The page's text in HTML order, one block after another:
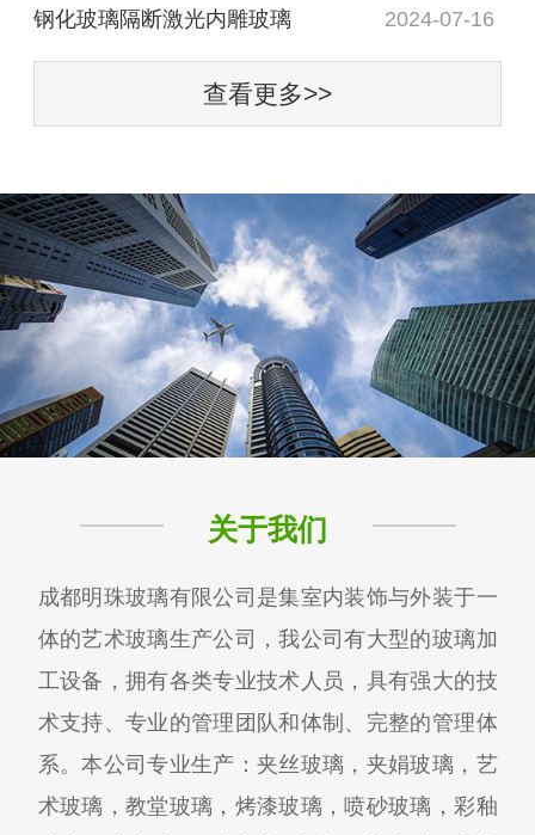
钢化玻璃隔断激光内雕玻璃 2024-07-16
查看更多>>
关于我们
成都明珠玻璃有限公司是集室内装饰与外装于一
体的艺术玻璃生产公司，我公司有大型的玻璃加
工设备，拥有各类专业技术人员，具有强大的技
术支持、专业的管理团队和体制、完整的管理体
系。本公司专业生产：夹丝玻璃，夹娟玻璃，艺
术玻璃，教堂玻璃，烤漆玻璃，喷砂玻璃，彩釉